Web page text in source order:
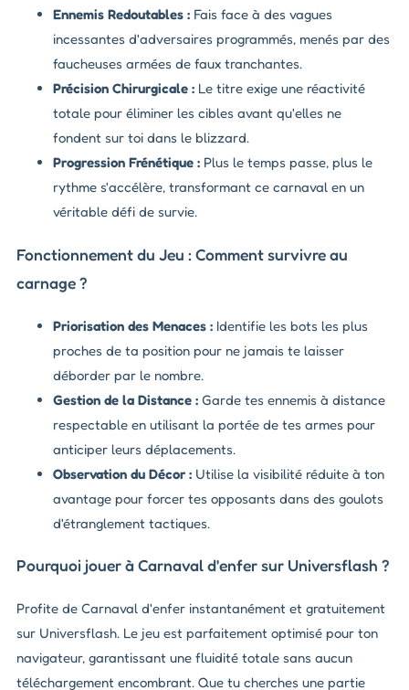
Ennemis Redoutables : Fais face à des vagues
incessantes d'adversaires programmés, menés par des
faucheuses armées de faux tranchantes.
Précision Chirurgicale : Le titre exige une réactivité
totale pour éliminer les cibles avant qu'elles ne
fondent sur toi dans le blizzard.
Progression Frénétique : Plus le temps passe, plus le
rythme s'accélère, transformant ce carnaval en un
véritable défi de survie.
Fonctionnement du Jeu : Comment survivre au
carnage ?
Priorisation des Menaces : Identifie les bots les plus
proches de ta position pour ne jamais te laisser
déborder par le nombre.
Gestion de la Distance : Garde tes ennemis à distance
respectable en utilisant la portée de tes armes pour
anticiper leurs déplacements.
Observation du Décor : Utilise la visibilité réduite à ton
avantage pour forcer tes opposants dans des goulots
d'étranglement tactiques.
Pourquoi jouer à Carnaval d'enfer sur Universflash ?
Profite de Carnaval d'enfer instantanément et gratuitement
sur Universflash. Le jeu est parfaitement optimisé pour ton
navigateur, garantissant une fluidité totale sans aucun
téléchargement encombrant. Que tu cherches une partie